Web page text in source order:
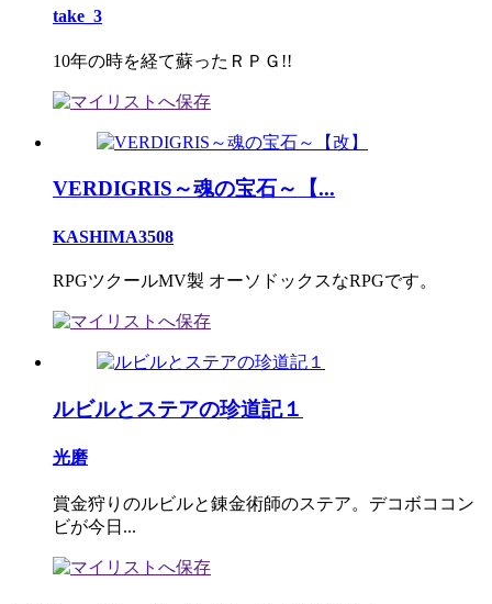
take_3
10年の時を経て蘇ったＲＰＧ!!
VERDIGRIS～魂の宝石～【...
KASHIMA3508
RPGツクールMV製 オーソドックスなRPGです。
ルビルとステアの珍道記１
光磨
賞金狩りのルビルと錬金術師のステア。デコボココン
ビが今日...